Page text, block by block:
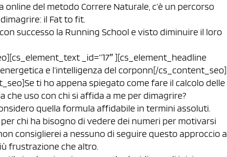
online del metodo Correre Naturale, c’è un percorso
il Fat to fit.
successo la Running School e visto diminuire il loro
_id=”17″ ][cs_element_headline
energetica e l’intelligenza del corponn[/cs_content_seo]
ti ho appena spiegato come fare il calcolo delle
che uso con chi si affida a me per dimagrire?
quella formula affidabile in termini assoluti.
chi ha bisogno di vedere dei numeri per motivarsi
consiglierei a nessuno di seguire questo approccio a
frustrazione che altro.